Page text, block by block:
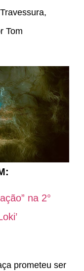
Tom
na 2°
prometeu ser